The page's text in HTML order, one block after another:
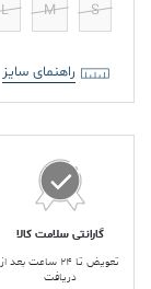
S
M
L
راهنمای سایز
گارانتی سلامت کالا
تعویض تا ۲۴ ساعت بعد از
دریافت